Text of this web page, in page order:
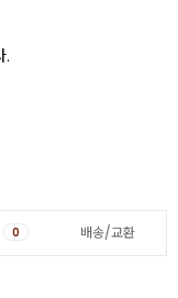
.
0 배송/교환